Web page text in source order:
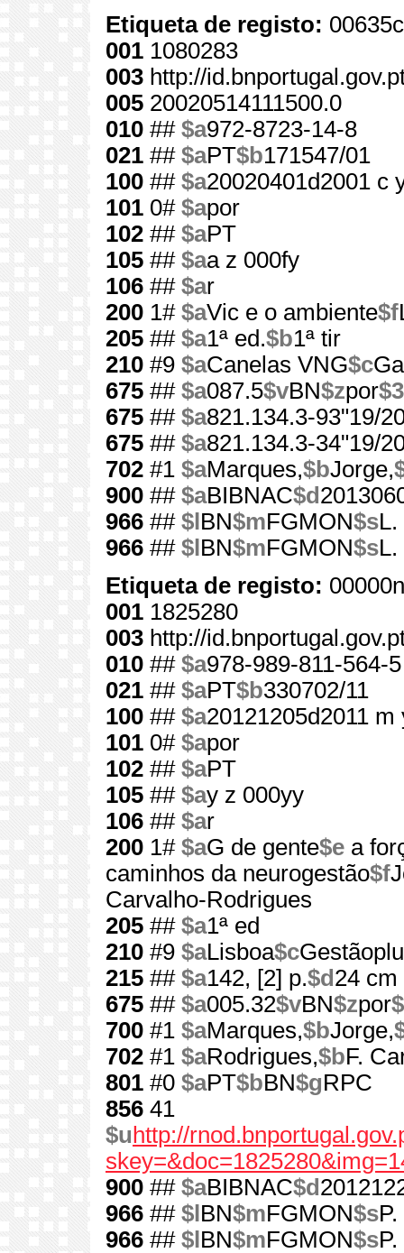
Etiqueta de registo:
001 1080283
003 http://
005 20020514111500.0
010 ## $a972-8723-14-8
021 ## $aPT$b171547/01
100 ## $a20020401d2001 c
101 0# $apor
102 ## $aPT
105 ## $aa z 000fy
106 ## $ar
200 1# $aVic e o ambiente$f
205 ## $a1ª ed.$b1ª tir
210 #9 $aCanelas VNG$c
675 ## $a087.5$vBN$zpor$3
675 ## $a821.134.3-93"19/
675 ## $a821.134.3-34"19/
702 #1 $aMarques,$bJorge,
900 ## $aBIBNAC$d
966 ## $l BN$mFGMON$sL.
966 ## $l BN$mFGMON$sL.
Etiqueta de registo:
001 1825280
003 http://
010 ## $a978-989-811-564-5
021 ## $aPT$b330702/11
100 ## $a20121205d2011
101 0# $apor
102 ## $aPT
105 ## $ay z 000yy
106 ## $ar
200 1# $aG de gente$e a
caminhos da neurogestão$f
Carvalho-Rodrigues
205 ## $a1ª ed
210 #9 $aLisboa$c
215 ## $a142, [2] p.$d 24 cm
675 ## $a005.32$vBN$zpor
700 #1 $aMarques,$bJorge,
702 #1 $aRodrigues,$bF.
801 #0 $aPT$bBN$gRPC
856 41
$u http://
900 ## $aBIBNAC$d
966 ## $l BN$mFGMON$s
966 ## $l BN$mFGMON$s